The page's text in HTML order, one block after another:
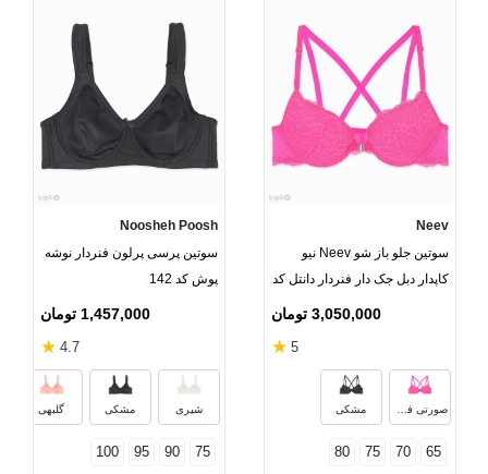
Neev
سوتین جلو باز شو Neev نیو
کاپدار دبل جک دار فنردار دانتل کد
3,050,000 تومان
5
★
صورتی فسفری مشکی
65
70
75
80
Noosheh Poosh
سوتین پرسی پرلون فنردار نوشه
پوش کد 142
1,457,000 تومان
4.7
★
شیری مشکی گلبهی
75
90
95
100